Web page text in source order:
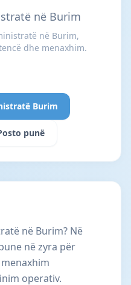
në Burim
në Burim,
dhe menaxhim.
Burim
punë
në Burim? Në
në zyra për
operativ.